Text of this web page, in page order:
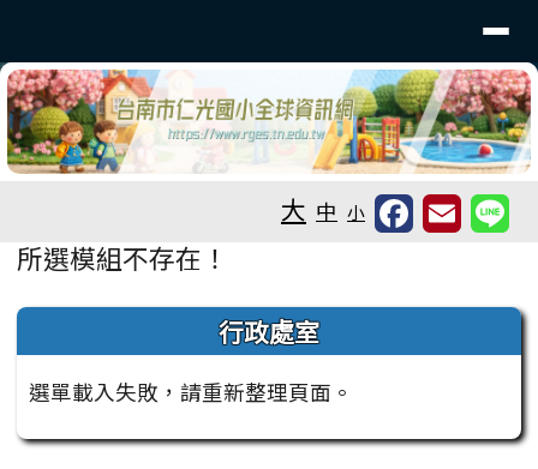
大 中 小
主內容區域
所選模組不存在！
左邊區域內容 行政處室
選單載入失敗，請重新整理頁面。
頁尾區域